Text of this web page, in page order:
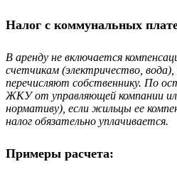
Налог с коммунальных
В аренду не включается
счетчикам (электричество,
перечисляют собственнику. По
ЖКУ от управляющей компании
нормативу), если жильцы ее
налог обязательно уплачивается.
Примеры расчета: